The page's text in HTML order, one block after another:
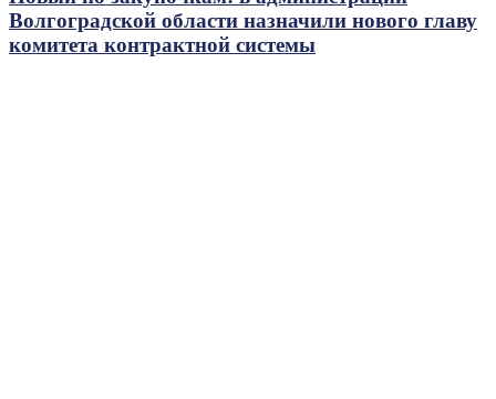
Волгоградской области назначили нового главу
комитета контрактной системы